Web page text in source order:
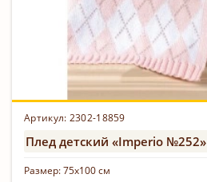
Артикул: 2302-18859
Плед детский «Imperio №252»
Размер:75х100 см